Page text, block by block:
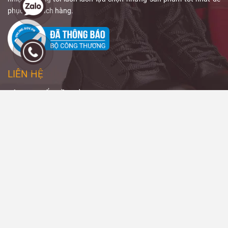
chì chống tia
, độ tương
đương chì,
phạm vi che
phủ và thiết kế
sản phẩm.
Bảo Nghi
Safety
sẽ giúp
bạn hiểu rõ
ALARA trong
X-quangvà
giảm liều
quả.
phục vụ khách hàng.
LIÊN HỆ